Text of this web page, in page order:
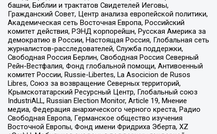
башни, Библии и трактатов Свидетелей Иеговы,
Гражданский Совет, Центр анализа европейской политики,
Академическая сеть Восточная Европа, Российский
комитет действия, РЭНД корпорейшн, Русская Америка за
демократию в России, Настоящая Россия, Глобальная сеть
журналистов-расследователей, Служба поддержки,
Свободная Россия Берлин, Свободная Россия Северный
Рейн-Вестфалия, Фонд глобальной помощи, Антивоенный
комитет России, Russie-Libertes, La Asocicion de Rusos
Libres, Союз за возвращение Северных территорий,
Крымскотатарский Ресурсный Центр, Глобальный союз
IndustriALL, Russian Election Monitor, Article 19, Мнение
медиа, Федерация анархического черного креста, Радио
Свободная Европа, Германское общество изучения
Восточной Европы, Фонд имени Фридриха Эберта, XZ